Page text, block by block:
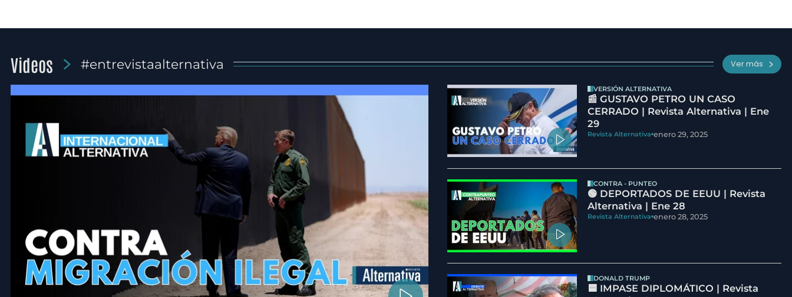
Videos #entrevistaalternativa Ver más
VERSIÓN ALTERNATIVA
📰 GUSTAVO PETRO UN CASO
CERRADO | Revista Alternativa | Ene
29
Revista Alternativa enero 29, 2025
CONTRA - PUNTEO
🟢 DEPORTADOS DE EEUU | Revista
Alternativa | Ene 28
Revista Alternativa enero 28, 2025
DONALD TRUMP
🟦 IMPASE DIPLOMÁTICO | Revista